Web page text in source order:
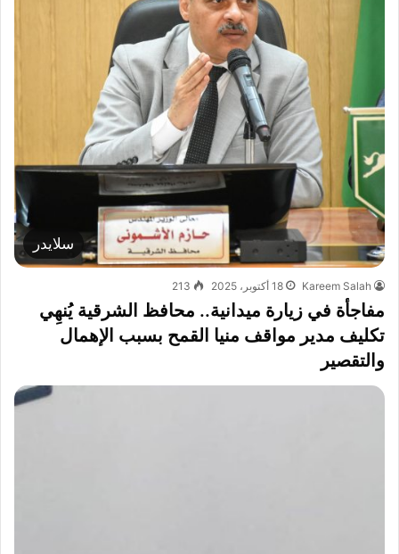
سلايدر
Kareem Salah 18 أكتوبر، 2025 213
مفاجأة في زيارة ميدانية.. محافظ الشرقية يُنهِي
تكليف مدير مواقف منيا القمح بسبب الإهمال
والتقصير